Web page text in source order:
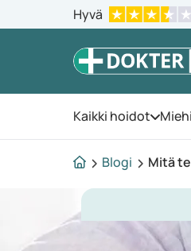
Hyvä
Kaikki hoidot Avaa
Blogi Mitä